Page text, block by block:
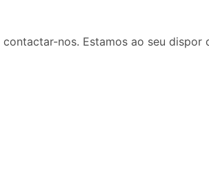
nos. Estamos ao seu dispor